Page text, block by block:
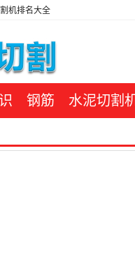
机排名大全
钢筋 水泥切割